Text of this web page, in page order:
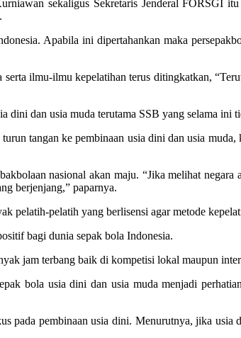
sekaligus Sekretaris Jenderal FORSGI itu
Apabila ini dipertahankan maka
ilmu-ilmu kepelatihan terus ditingkatkan,
dini dan usia muda terutama SSB yang selama ini
tangan ke pembinaan usia dini dan usia muda,
nasional akan maju. “Jika melihat negara
berjenjang,” paparnya.
pelatih-pelatih yang berlisensi agar metode
bagi dunia sepak bola Indonesia.
jam terbang baik di kompetisi lokal maupun
bola usia dini dan usia muda menjadi
pada pembinaan usia dini. Menurutnya, jika usia